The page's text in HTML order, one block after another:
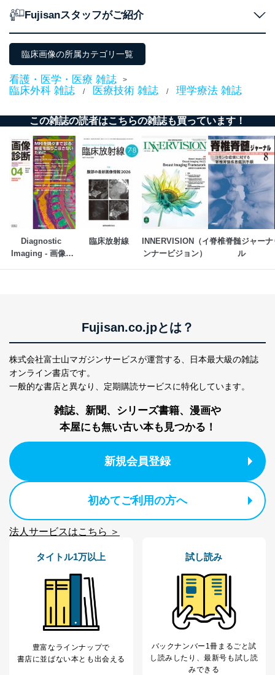
２．利用目的
当社が取り扱う開示対象個人情報の利用目的は次のとお
りです。
1
当社の定期購読サ
ービス等をご利用
の方の個人情報
商品代金回収のため
ｅメール等による商品、サービ
のため
閲覧履歴や購買履歴等の情報を分
析して、趣味・嗜好に
応じた新商品・サービスに関する
広告のため
2
当社にお問合わせ
いただいた方の個
人情報
お問い合わせ対応、トラブル対
処、オペレーター教育など応対品
質向上のため
3
カスタマーQ＆Aサイトの投稿内容
の確認のため
ｅメール等によるカスタマーQ＆A
採用応募者の方の
採用選考、ご連絡のため
当社の従業者の個
人情報
人事、総務などの雇用管理等のた
め
パートナー（提携
企業）からの委託
により当社の
定期購読サービス
等をご利用の方の
個人情報
提携企業及びお客様がご購入され
た商品の発売元企業からのｅメー
ル等による商品、
サービス、キャンペーン等の広告
に関するご案内のため
7
SNS公式アカウン
トに登録された方
当社のサービス利用状況の把握お
お問い合わせ対応、トラブル対
その他当社のプライバシーポリシ
ため
※上記の利用目的のうちNo.1～5については保有個人デ
開示等のご請求に対応させていただきます。
なお、6、7については、パートナー（提携企業）様又は
各SNS運営会社様にご請求いただきますようお願い致し
３．個人情報の第三者提供について
本人の同意を得ることなく第三者に提供することはあり
ません。ただし、次の場合は除きます。
Fujisanスタッフがご紹介
臨床画像の所属カテゴリ一覧
看護・医学・医療 雑誌 >
臨床外科 雑誌 / 医療技術 雑誌 / 理学療法 雑誌
この雑誌の読者はこちらの雑誌も買っています！
Diagnostic
Imaging - 画像診
臨床放射線
INNERVISION（イ
ンナービジョン）
脊椎脊髄ジャーナ
ル
Fujisan.co.jpとは？
株式会社富士山マガジンサービスが運営する、
日本最大級の雑誌
オンライン書店です。
一般的な書店と異なり、 定期購読サービスに特化しています。
雑誌、新聞、シリーズ書籍、漫画や
本屋にも無い古い本も見つかる！
新規会員登録
初めてご利用の方へ
法人サービスはこちら ＞
タイトル1万以上
豊富なラインナップで
書店に並ばない本とも出会える
試し読み
バックナンバー1冊まるごと試
し読み したり、最新号も試し読
みできる